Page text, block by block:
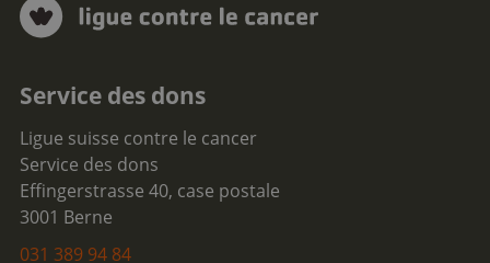
Service des dons
Ligue suisse contre le cancer
Service des dons
Effingerstrasse 40, case postale
3001 Berne
031 389 94 84